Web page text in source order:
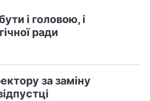
і головою, і
ради
за заміну